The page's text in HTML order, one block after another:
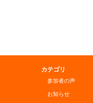
カテゴリ
参加者の声
お知らせ